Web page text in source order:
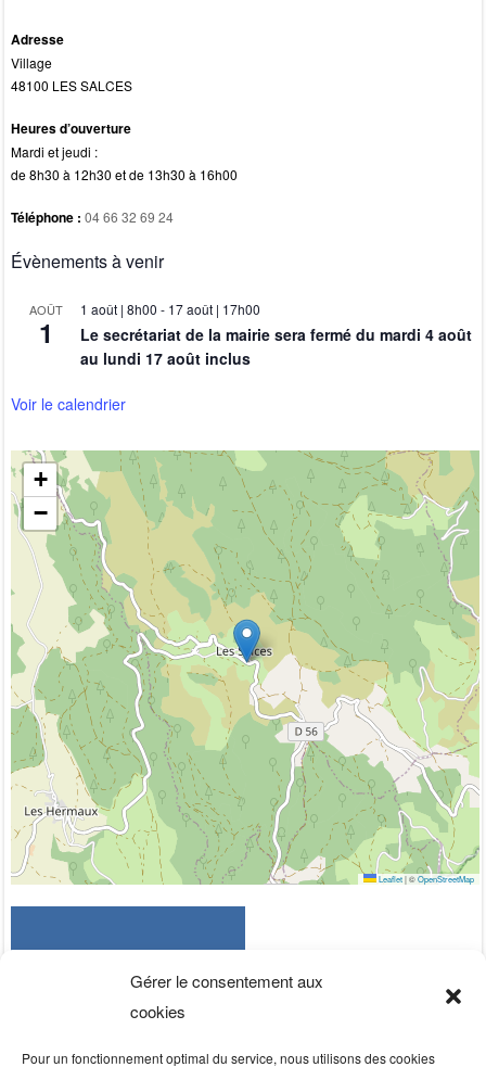
Gérer le consentement aux
cookies
Pour un fonctionnement optimal du service, nous utilisons des cookies
Adresse
Village
48100 LES SALCES
Heures d’ouverture
Mardi et jeudi :
de 8h30 à 12h30 et de 13h30 à 16h00
Téléphone : 04 66 32 69 24
Évènements à venir
AOÛT
1
1 août | 8h00 - 17 août | 17h00
Le secrétariat de la mairie sera fermé du mardi 4 août
au lundi 17 août inclus
Voir le calendrier
+
−
Leaflet |©OpenStreetMap